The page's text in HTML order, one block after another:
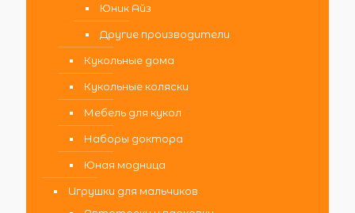
Юник Айз
Другие производители
Кукольные дома
Кукольные коляски
Мебель для кукол
Наборы доктора
Юная модница
Игрушки для мальчиков